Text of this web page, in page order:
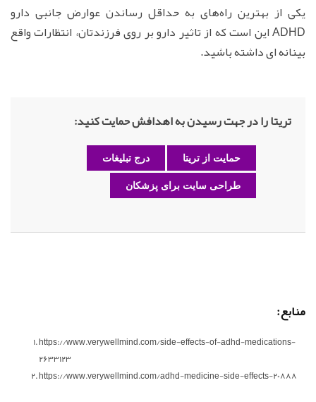
یکی از بهترین راه‌های به حداقل رساندن عوارض جانبی دارو
ADHD این است که از تاثیر دارو بر روی فرزندتان، انتظارات واقع
بینانه ای داشته باشید.
تریتا را در جهت رسیدن به اهدافش حمایت کنید:
حمایت از تریتا درج تبلیغات
طراحی سایت برای پزشکان
منابع:
https://www.verywellmind.com/side-effects-of-adhd-medications-
2633123
https://www.verywellmind.com/adhd-medicine-side-effects-20888